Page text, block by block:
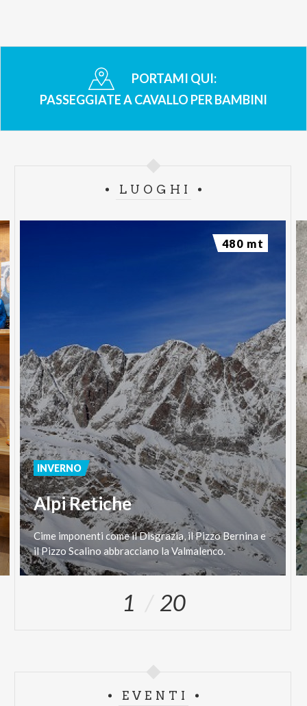
PORTAMI QUI:
PASSEGGIATE A CAVALLO PER BAMBINI
LUOGHI
Alpi Retiche
Cime imponenti comeilDisgrazia,ilPizzo Bernina e
ilPizzo Scalino abbracciano la Valmalenco.
INVERNO
480 mt
1 20
EVENTI